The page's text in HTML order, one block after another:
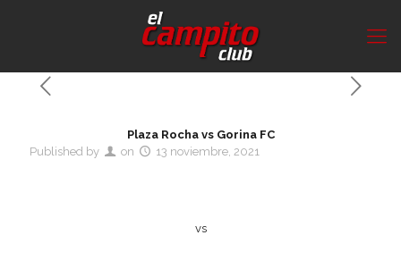
Plaza Rocha vs Gorina FC
Published by
on 13 noviembre, 2021
vs